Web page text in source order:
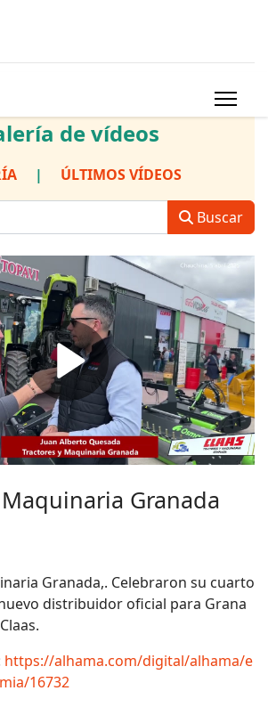
de vídeos
| ÚLTIMOS VÍDEOS
Buscar
Granada
Granada,. Celebraron su cuarto
distribuidor oficial para Grana
https://alhama.com/digital/alhama/e
16732